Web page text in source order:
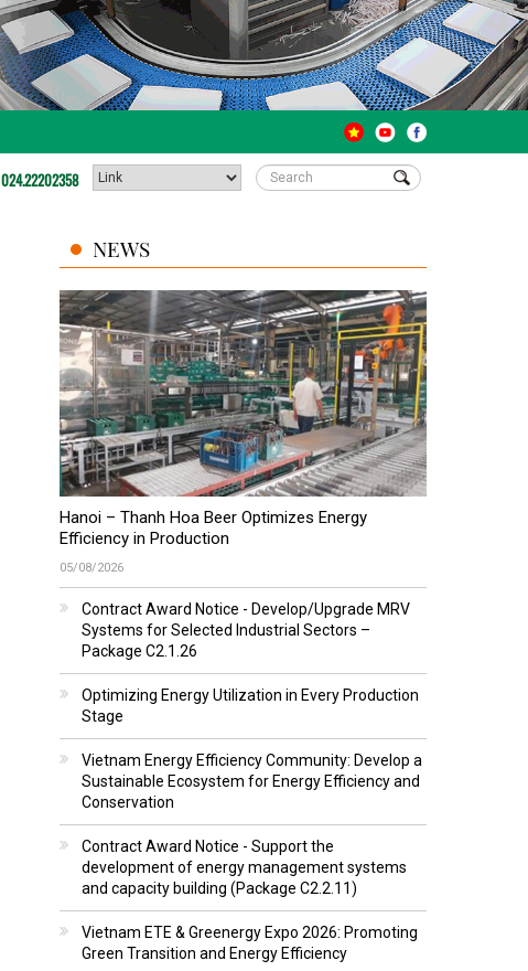
024.22202358
NEWS
Hanoi – Thanh Hoa Beer Optimizes Energy
Efficiency in Production
05/08/2026
Contract Award Notice - Develop/Upgrade MRV
Systems for Selected Industrial Sectors –
Package C2.1.26
Optimizing Energy Utilization in Every Production
Stage
Vietnam Energy Efficiency Community: Develop a
Sustainable Ecosystem for Energy Efficiency and
Conservation
Contract Award Notice - Support the
development of energy management systems
and capacity building (Package C2.2.11)
Vietnam ETE & Greenergy Expo 2026: Promoting
Green Transition and Energy Efficiency